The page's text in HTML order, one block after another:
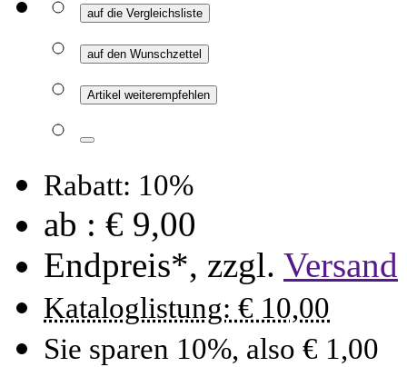
auf die Vergleichsliste
auf den Wunschzettel
Artikel weiterempfehlen
Rabatt: 10%
ab : € 9,00
Endpreis*, zzgl. Versand
Kataloglistung: € 10,00
Sie sparen 10%, also € 1,00